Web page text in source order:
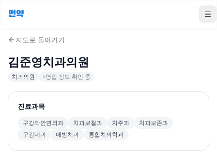
먼약
지도로 돌아가기
김준영치과의원
치과의원 영업 정보 확인 중
진료과목
구강악안면외과 치과보철과 치주과
치과보존과
구강내과
예방치과 통합치의학과